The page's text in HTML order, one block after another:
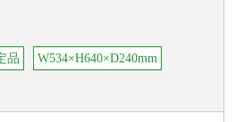
品 W534×H640×D240mm